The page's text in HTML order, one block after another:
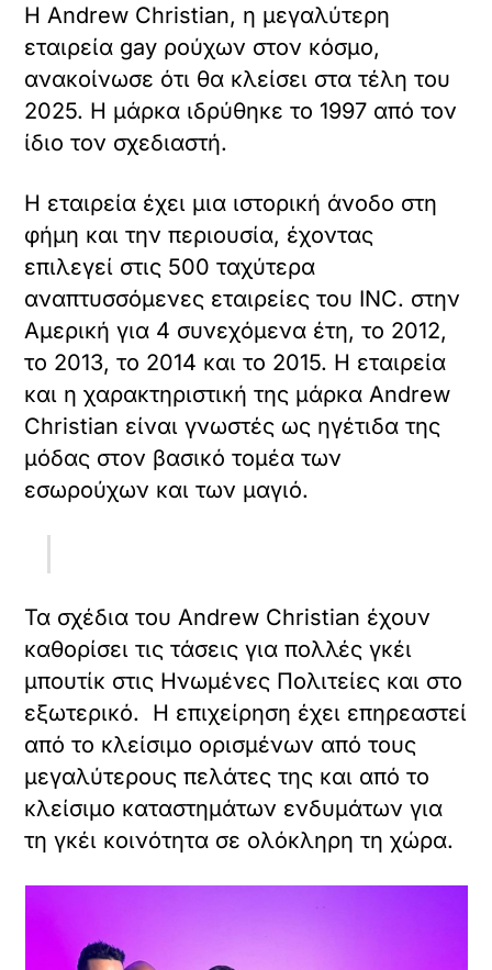
Η Andrew Christian, η μεγαλύτερη
εταιρεία gay ρούχων στον κόσμο,
ανακοίνωσε ότι θα κλείσει στα τέλη του
2025. Η μάρκα ιδρύθηκε το 1997 από τον
ίδιο τον σχεδιαστή.
Η εταιρεία έχει μια ιστορική άνοδο στη
φήμη και την περιουσία, έχοντας
επιλεγεί στις 500 ταχύτερα
αναπτυσσόμενες εταιρείες του INC. στην
Αμερική για 4 συνεχόμενα έτη, το 2012,
το 2013, το 2014 και το 2015. Η εταιρεία
και η χαρακτηριστική της μάρκα Andrew
Christian είναι γνωστές ως ηγέτιδα της
μόδας στον βασικό τομέα των
εσωρούχων και των μαγιό.
Τα σχέδια του Andrew Christian έχουν
καθορίσει τις τάσεις για πολλές γκέι
μπουτίκ στις Ηνωμένες Πολιτείες και στο
εξωτερικό. Η επιχείρηση έχει επηρεαστεί
από το κλείσιμο ορισμένων από τους
μεγαλύτερους πελάτες της και από το
κλείσιμο καταστημάτων ενδυμάτων για
τη γκέι κοινότητα σε ολόκληρη τη χώρα.